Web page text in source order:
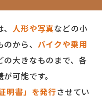
、人形や写真などの小
のから、 バイクや乗用
の大きなものまで、各
可能です。
明書」を発行させてい